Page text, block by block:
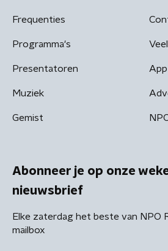
Frequenties
Programma's
Presentatoren
Muziek
Gemist
Abonneer je op onze
nieuwsbrief
Elke zaterdag het beste van NPO
mailbox